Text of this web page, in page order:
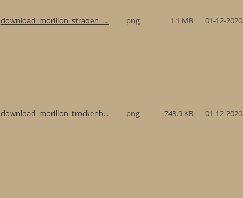
download_morillon_straden_... png 1.1 MB 01-12-2020
download_morillon_trockenb... png 743.9 KB 01-12-2020